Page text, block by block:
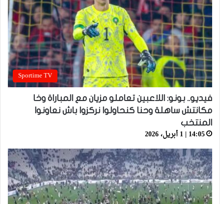
Sportime TV
فيديو.. بونو: اللاعبين تعاملو مزيان مع المباراة وخا
مكانتش ساهلة وحنا كنحاولوا نركزوا باش نعاونوا
المنتخب
14:05 | 1 أبريل، 2026